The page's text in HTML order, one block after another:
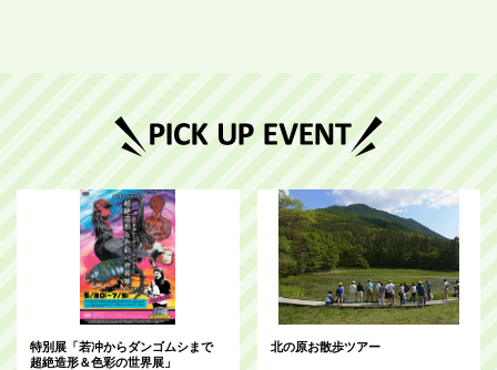
特別展「若冲からダンゴムシまで
超絶造形＆色彩の世界展」
北の原お散歩ツアー